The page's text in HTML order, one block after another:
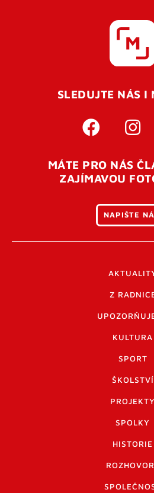
SLEDUJTE NÁS I
MÁTE PRO NÁS
ZAJÍMAVOU
NAPIŠTE
Z
KULTURA
SPORT
ŠKOLSTVÍ
PROJEKTY
SPOLKY
HISTORIE